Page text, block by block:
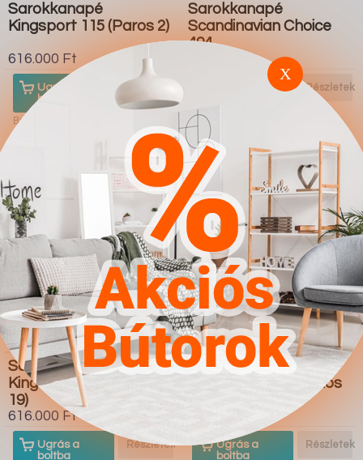
Sarokkanapé
Kingsport 115 (Paros 2)
616.000 Ft
Ugrás a
boltba
Butor1.hu
Sarokkanapé
Scandinavian Choice
494
550.500 Ft
Részletek
Butor1.hu
Sarokkanapé
Kingsport 115 (Kronos
19)
616.000 Ft
Ugrás a
boltba
Részletek
Sarokkanapé
Kingsport 115 (Kronos
Ugrás a
boltba
Részletek
X